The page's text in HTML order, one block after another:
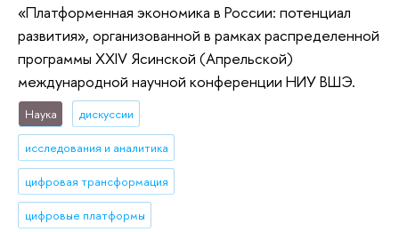
«Платформенная экономика в России: потенциал
развития», организованной в рамках распределенной
программы XXIV Ясинской (Апрельской)
международной научной конференции НИУ ВШЭ.
Наука дискуссии
исследования и аналитика
цифровая трансформация
цифровые платформы